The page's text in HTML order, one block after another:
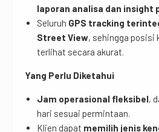
laporan analisa dan insight
Seluruh GPS tracking
Street View, sehingga posisi
terlihat secara akurat.
Yang Perlu Diketahui
Jam operasional fleksibel,
hari sesuai permintaan.
Klien dapat memilih jenis